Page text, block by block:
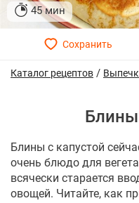
45 мин
Каталог рецептов /
Блины
Блины с капустой
очень блюдо для
всячески старается
овощей. Читайте, как